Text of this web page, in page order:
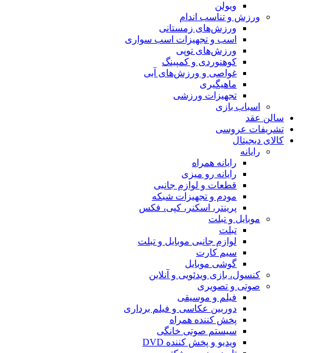
ویولن
ورزش و تناسب اندام
ورزش‌های زمستانی
اسب و تجهیزات اسب سواری
ورزش‌های توپی
کوهنوردی و کمپینگ
غواصی و ورزش‌های آبی
ماهیگیری
تجهیزات ورزشی
اسباب‌ بازی
سالن عقد
تشریفات عروسی
کالای دیجیتال
رایانه
رایانه همراه
رایانه رو میزی
قطعات و لوازم جانبی
مودم و تجهیزات شبکه
پرینتر، اسکنر، کپی، فکس
موبایل و تبلت
تبلت
لوازم جانبی موبایل و تبلت
سیم کارت
گوشی موبایل
کنسول، بازی‌ ویدئویی و آنلاین
صوتی و تصویری
فیلم و موسیقی
دوربین عکاسی و فیلم برداری
پخش کننده همراه
سیستم صوتی خانگی
ویدیو و پخش کننده DVD